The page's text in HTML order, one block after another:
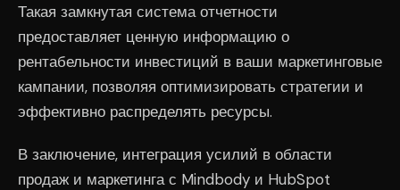
Такая замкнутая система отчетности
предоставляет ценную информацию о
рентабельности инвестиций в ваши маркетинговые
кампании, позволяя оптимизировать стратегии и
эффективно распределять ресурсы.
В заключение, интеграция усилий в области
продаж и маркетинга с Mindbody и HubSpot